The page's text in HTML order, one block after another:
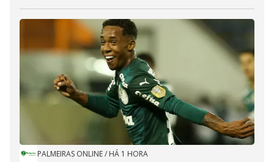
PALMEIRAS ONLINE/ HÁ 1 HORA